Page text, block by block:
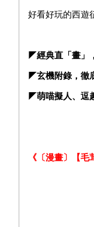
好看好玩的西遊
◤經典直「畫」
◤玄機附錄，徹
◤萌喵擬人、逗
《〔漫畫〕【